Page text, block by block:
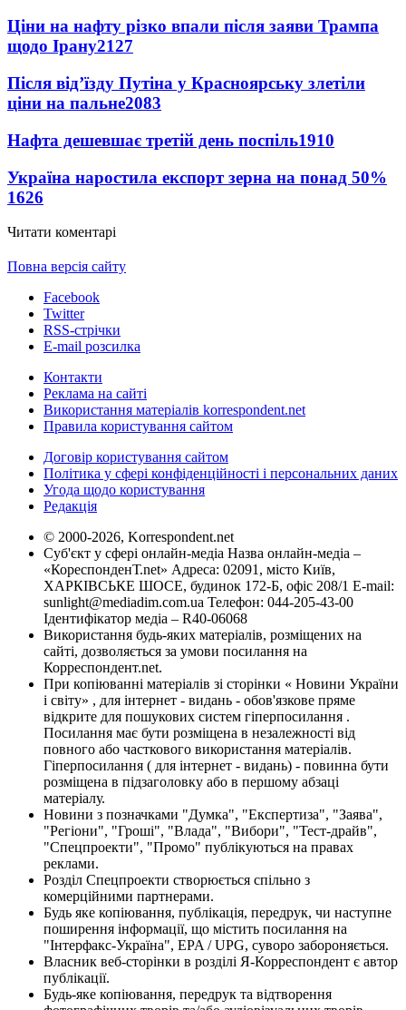
Ціни на нафту різко впали після заяви Трампа
щодо Ірану2127
Після від’їзду Путіна у Красноярську злетіли
ціни на пальне2083
Нафта дешевшає третій день поспіль1910
Україна наростила експорт зерна на понад 50%
1626
Читати коментарі
Повна версія сайту
Facebook
Twitter
RSS-стрічки
E-mail розсилка
Контакти
Реклама на сайті
Використання матеріалів korrespondent.net
Правила користування сайтом
Договір користування сайтом
Політика у сфері конфіденційності і персональних даних
Угода щодо користування
Редакція
© 2000-2026, Korrespondent.net
Суб'єкт у сфері онлайн-медіа Назва онлайн-медіа –
«КореспонденТ.net» Адреса: 02091, місто Київ,
ХАРКІВСЬКЕ ШОСЕ, будинок 172-Б, офіс 208/1 E-mail:
sunlight@mediadim.com.ua Телефон: 044-205-43-00
Ідентифікатор медіа – R40-06068
Використання будь-яких матеріалів, розміщених на
сайті, дозволяється за умови посилання на
Корреспондент.net.
При копіюванні матеріалів зі сторінки « Новини України
і світу» , для інтернет - видань - обов'язкове пряме
відкрите для пошукових систем гіперпосилання .
Посилання має бути розміщена в незалежності від
повного або часткового використання матеріалів.
Гіперпосилання ( для інтернет - видань) - повинна бути
розміщена в підзаголовку або в першому абзаці
матеріалу.
Новини з позначками "Думка", "Експертиза", "Заява",
"Регіони", "Гроші", "Влада", "Вибори", "Тест-драйв",
"Спецпроекти", "Промо" публікуються на правах
реклами.
Розділ Спецпроекти створюється спільно з
комерційними партнерами.
Будь яке копіювання, публікація, передрук, чи наступне
поширення інформації, що містить посилання на
"Інтерфакс-Україна", EPA / UPG, суворо забороняється.
Власник веб-сторінки в розділі Я-Корреспондент є автор
публікації.
Будь-яке копіювання, передрук та відтворення